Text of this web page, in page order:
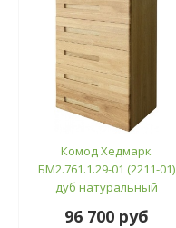
Комод Хедмарк
БМ2.761.1.29-01 (2211-01)
дуб натуральный
96 700 руб